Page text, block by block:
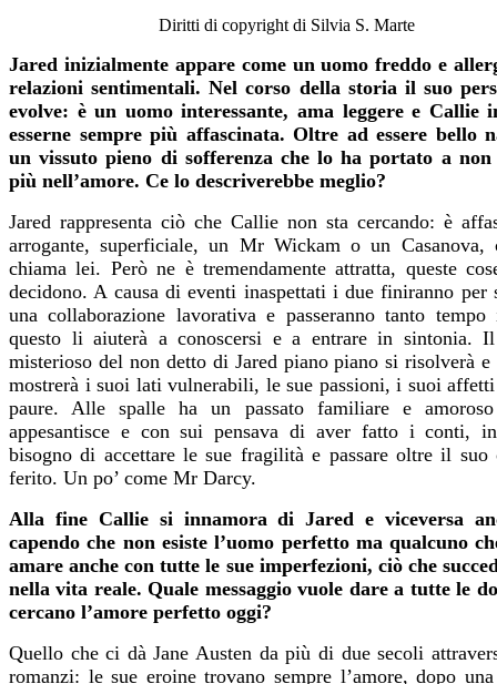
Diritti di copyright di Silvia S. Marte
Jared inizialmente appare come un uomo freddo e
relazioni sentimentali. Nel corso della storia il suo
evolve: è un uomo interessante, ama leggere e Callie
esserne sempre più affascinata. Oltre ad essere bello
un vissuto pieno di sofferenza che lo ha portato a non
più nell’amore. Ce lo descriverebbe meglio?
Jared rappresenta ciò che Callie non sta cercando: è
arrogante, superficiale, un Mr Wickam o un Casanova,
chiama lei. Però ne è tremendamente attratta, queste
decidono. A causa di eventi inaspettati i due finiranno per
una collaborazione lavorativa e passeranno tanto tempo
questo li aiuterà a conoscersi e a entrare in sintonia.
misterioso del non detto di Jared piano piano si risolverà
mostrerà i suoi lati vulnerabili, le sue passioni, i suoi
paure. Alle spalle ha un passato familiare e
appesantisce e con sui pensava di aver fatto i conti,
bisogno di accettare le sue fragilità e passare oltre il suo
ferito. Un po’ come Mr Darcy.
Alla fine Callie si innamora di Jared e viceversa
capendo che non esiste l’uomo perfetto ma qualcuno
amare anche con tutte le sue imperfezioni, ciò che
nella vita reale. Quale messaggio vuole dare a tutte le
cercano l’amore perfetto oggi?
Quello che ci dà Jane Austen da più di due secoli
romanzi: le sue eroine trovano sempre l’amore, dopo